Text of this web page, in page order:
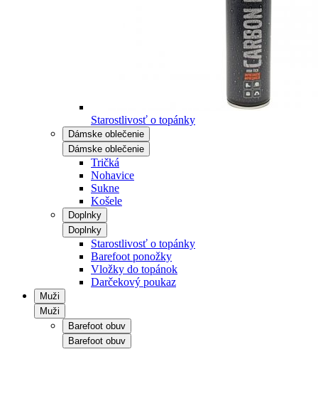
Starostlivosť o topánky
Dámske oblečenie
Dámske oblečenie
Tričká
Nohavice
Sukne
Košele
Doplnky
Doplnky
Starostlivosť o topánky
Barefoot ponožky
Vložky do topánok
Darčekový poukaz
Muži
Muži
Barefoot obuv
Barefoot obuv